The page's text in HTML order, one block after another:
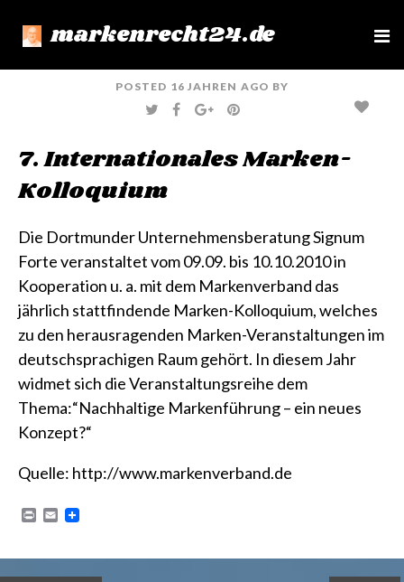
markenrecht24.de
e
POSTED 16 JAHREN AGO BY
T
W
T
E
F
A
O
G
O
E
P
I
R
7. Internationales Marken-
Kolloquium
Die Dortmunder Unternehmensberatung Signum
Forte veranstaltet vom 09.09. bis 10.10.2010 in
Kooperation u. a. mit dem Markenverband das
jährlich stattfindende Marken-Kolloquium, welches
zu den herausragenden Marken-Veranstaltungen im
deutschsprachigen Raum gehört. In diesem Jahr
widmet sich die Veranstaltungsreihe dem
Thema:“Nachhaltige Markenführung – ein neues
Konzept?“
Quelle: http://www.markenverband.de
P
n
t
E
i
l